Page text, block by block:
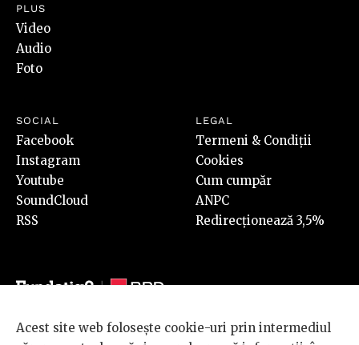
PLUS
Video
Audio
Foto
SOCIAL
Facebook
Instagram
Youtube
SoundCloud
RSS
LEGAL
Termeni & Condiții
Cookies
Cum cumpăr
ANPC
Redirecționează 3,5%
© 2026 BRD Groupe Société Générale, toate drepturile rezervate.
Acest site web folosește cookie-uri prin intermediul